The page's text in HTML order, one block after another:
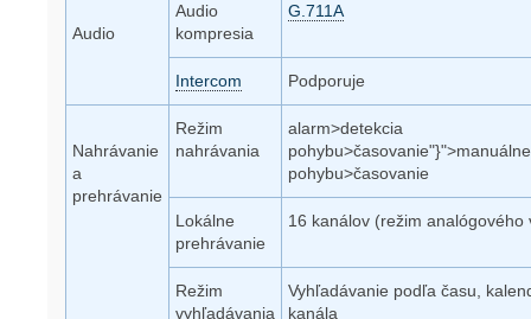
Audio
Audio
kompresia
G.711A
Intercom Podporuje
Nahrávanie
a
prehrávanie
Režim
nahrávania
alarm>detekcia
pohybu>časovanie
Lokálne
prehrávanie
16 kanálov (režim analógového
Režim
vyhľadávania
Vyhľadávanie podľa času,
kanála